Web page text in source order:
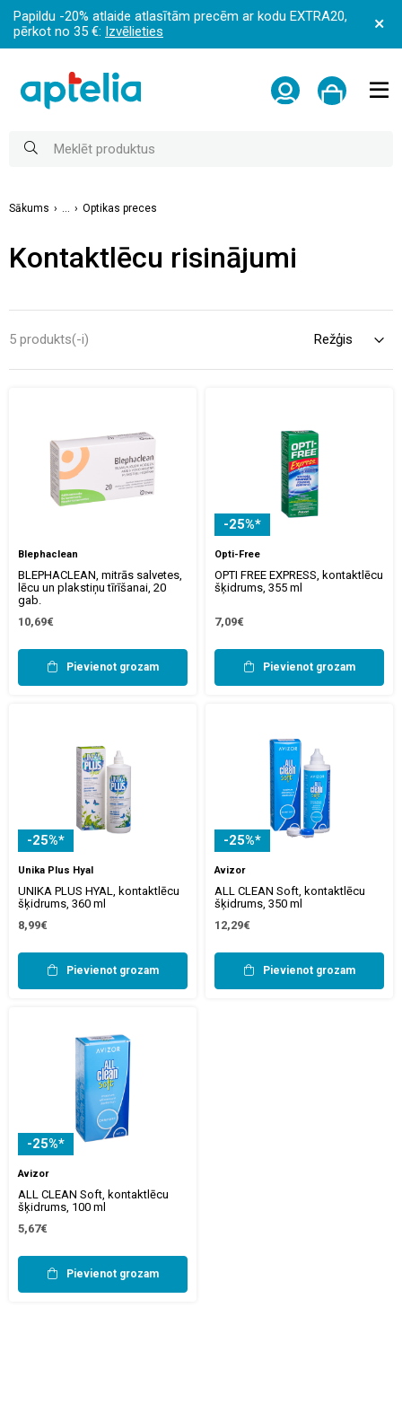
Papildu -20% atlaide atlasītām precēm ar kodu EXTRA20,
pērkot no 35 €: Izvēlieties
Sākums Optikas preces
Kontaktlēcu risinājumi
5 produkts(-i)
Blephaclean
BLEPHACLEAN, mitrās salvetes,
lēcu un plakstiņu tīrīšanai, 20
gab.
10,69€
Pievienot grozam
-25%*
Opti-Free
OPTI FREE EXPRESS, kontaktlēcu
šķidrums, 355 ml
7,09€
Pievienot grozam
-25%*
Unika Plus Hyal
UNIKA PLUS HYAL, kontaktlēcu
šķidrums, 360 ml
8,99€
Pievienot grozam
-25%*
Avizor
ALL CLEAN Soft, kontaktlēcu
šķidrums, 350 ml
12,29€
Pievienot grozam
-25%*
Avizor
ALL CLEAN Soft, kontaktlēcu
šķidrums, 100 ml
5,67€
Pievienot grozam